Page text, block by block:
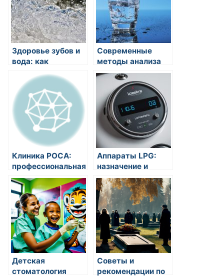
Здоровье зубов и
вода: как
воды может
помочь в
предотвращении
зубных проблем?
Современные
методы анализа
качества воды:
отслеживаем
загрязнения и
обеспечиваем
безопасность
Клиника РОСА:
профессиональная
помощь в
психиатрии,
наркологии и
неврологии
Аппараты LPG:
назначение и
особенности
работы
оборудования
Детская
стоматология
Советы и
рекомендации по